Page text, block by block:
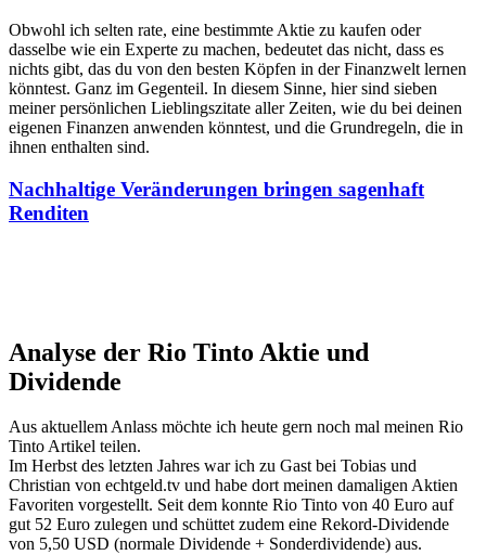
Obwohl ich selten rate, eine bestimmte Aktie zu kaufen oder
dasselbe wie ein Experte zu machen, bedeutet das nicht, dass es
nichts gibt, das du von den besten Köpfen in der Finanzwelt lernen
könntest. Ganz im Gegenteil. In diesem Sinne, hier sind sieben
meiner persönlichen Lieblingszitate aller Zeiten, wie du bei deinen
eigenen Finanzen anwenden könntest, und die Grundregeln, die in
ihnen enthalten sind.
Nachhaltige Veränderungen bringen sagenhaft
Renditen
Analyse der Rio Tinto Aktie und
Dividende
Aus aktuellem Anlass möchte ich heute gern noch mal meinen Rio
Tinto Artikel teilen.
Im Herbst des letzten Jahres war ich zu Gast bei Tobias und
Christian von echtgeld.tv und habe dort meinen damaligen Aktien
Favoriten vorgestellt. Seit dem konnte Rio Tinto von 40 Euro auf
gut 52 Euro zulegen und schüttet zudem eine Rekord-Dividende
von 5,50 USD (normale Dividende + Sonderdividende) aus.